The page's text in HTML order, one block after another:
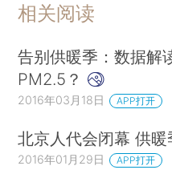
相关阅读
告别供暖季：数据解
PM2.5？
2016年03月18日 APP打开
北京人代会闭幕 供
2016年01月29日 APP打开